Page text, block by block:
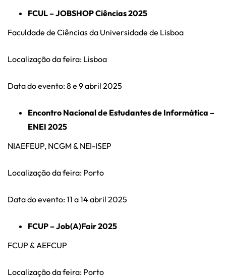
FCUL – JOBSHOP Ciências 2025
Faculdade de Ciências da Universidade de Lisboa
Localização da feira: Lisboa
Data do evento: 8 e 9 abril 2025
Encontro Nacional de Estudantes de Informática –
ENEI 2025
NIAEFEUP, NCGM & NEI-ISEP
Localização da feira: Porto
Data do evento: 11 a 14 abril 2025
FCUP – Job(A)Fair 2025
FCUP & AEFCUP
Localização da feira: Porto